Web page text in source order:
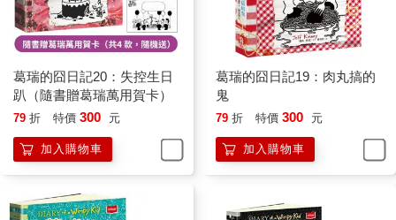
為什麼沒有一種閱讀的意義就只是單純教導孩子「怎麼笑」？甚
至不是教導，就只是讓孩子讀著笑、笑著讀？
我想這就是「葛瑞的囧日記」系列的成功之處與重要性。
不同於一般的青少年小說主角時常被賦予重要使命，葛瑞其實是
平凡人的代表，他很容易犯錯、讓人很囧。他很想要聽話但也還
邏輯的無限可能，那是還未進入嚴肅正經的社會制約下的孩子才
有的能力。看葛瑞，讓我們回想起兒時世界的寬廣，也提醒我們
「天真」或許是孩子最不該被剝奪的特質。
葛瑞的囧日記20：失控生日
趴（隨書贈葛瑞萬用賀卡）
79 折 特價 300 元
加入購物車
葛瑞的囧日記19：肉丸搞的
鬼
79 折 特價 300 元
加入購物車